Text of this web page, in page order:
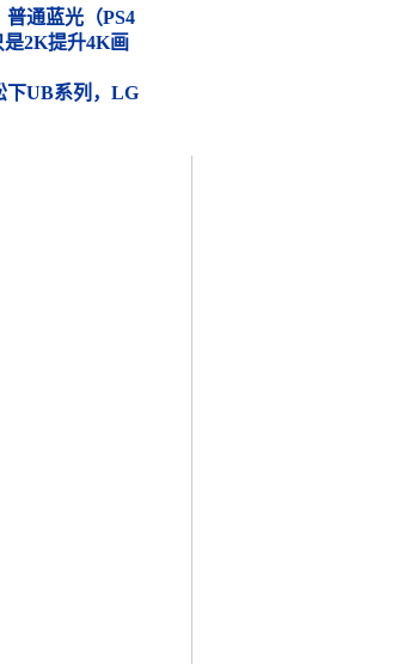
通蓝光（PS4
2K提升4K画
下UB系列，LG